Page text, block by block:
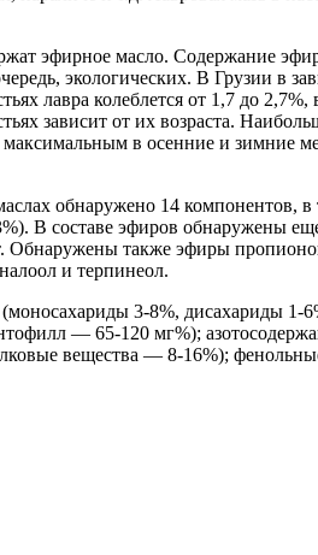
эфирное масло. Содержание
экологических. В Грузии в
лавра колеблется от 1,7 до
зависит от их возраста.
в осенние и зимние
обнаружено 14 компонентов, в
В составе эфиров обнаружены
Обнаружены также эфиры
и терпинеол.
(моносахариды 3-8%, дисахариды
— 65-120 мг%);
вещества — 8-16%);